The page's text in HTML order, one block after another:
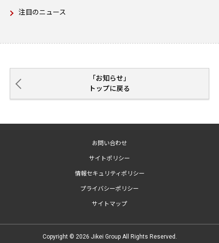
注目のニュース
「お知らせ」
トップに戻る
お問い合わせ
サイトポリシー
情報セキュリティポリシー
プライバシーポリシー
サイトマップ
Copyright © 2026 Jikei Group All Rights Reserved.